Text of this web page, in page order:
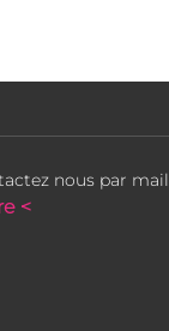
nous par mail
<